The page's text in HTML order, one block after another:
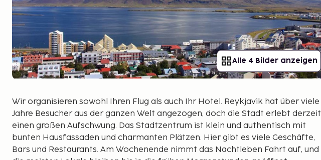
Alle 4 Bilder anzeigen
Wir organisieren sowohl Ihren Flug als auch Ihr Hotel. Reykjavik hat über viele
Jahre Besucher aus der ganzen Welt angezogen, doch die Stadt erlebt derzeit
einen großen Aufschwung. Das Stadtzentrum ist klein und authentisch mit
bunten Hausfassaden und charmanten Plätzen. Hier gibt es viele Geschäfte,
Bars und Restaurants. Am Wochenende nimmt das Nachtleben Fahrt auf, und